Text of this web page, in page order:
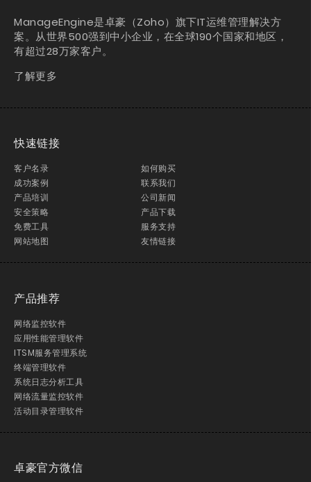
ManageEngine是卓豪（Zoho）旗下IT运维管理解决方
案。从世界500强到中小企业，在全球190个国家和地区，
有超过28万家客户。
了解更多
快速链接
客户名录
成功案例
产品培训
安全策略
免费工具
网站地图
如何购买
联系我们
公司新闻
产品下载
服务支持
友情链接
产品推荐
网络监控软件
应用性能管理软件
ITSM服务管理系统
终端管理软件
系统日志分析工具
网络流量监控软件
活动目录管理软件
卓豪官方微信